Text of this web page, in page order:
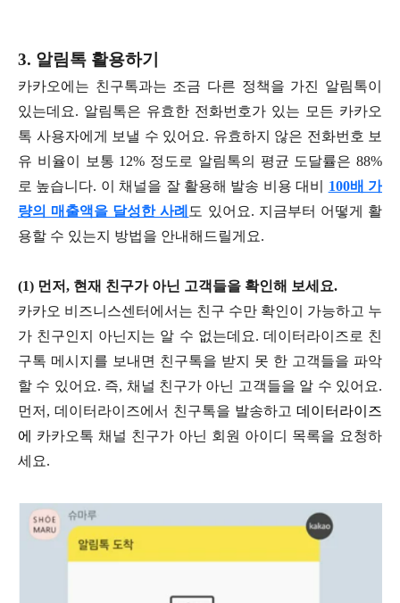
3. 알림톡 활용하기
카카오에는 친구톡과는 조금 다른 정책을 가진 알림톡이
있는데요. 알림톡은 유효한 전화번호가 있는 모든 카카오
톡 사용자에게 보낼 수 있어요. 유효하지 않은 전화번호 보
유 비율이 보통 12% 정도로 알림톡의 평균 도달률은 88%
로 높습니다. 이 채널을 잘 활용해 발송 비용 대비 100배 가
량의 매출액을 달성한 사례 도 있어요. 지금부터 어떻게 활
용할 수 있는지 방법을 안내해드릴게요.
(1) 먼저, 현재 친구가 아닌 고객들을 확인해 보세요.
카카오 비즈니스센터에서는 친구 수만 확인이 가능하고 누
가 친구인지 아닌지는 알 수 없는데요. 데이터라이즈로 친
구톡 메시지를 보내면 친구톡을 받지 못 한 고객들을 파악
할 수 있어요. 즉, 채널 친구가 아닌 고객들을 알 수 있어요.
먼저, 데이터라이즈에서 친구톡을 발송하고 데이터라이즈
에
카카오톡 채널 친구가 아닌 회원 아이디 목록을 요청하
세요.